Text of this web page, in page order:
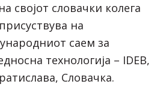
својот словачки колега
на
саем за
технологија – IDEB,
Словачка.